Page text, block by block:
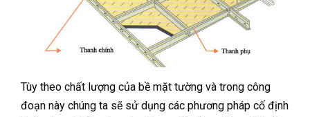
Tùy theo chất lượng của bề mặt tường và trong công
đoạn này chúng ta sẽ sử dụng các phương pháp cố định